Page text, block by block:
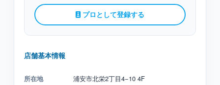
プロとして登録する
店舗基本情報
所在地 浦安市北栄2丁目4−10 4F